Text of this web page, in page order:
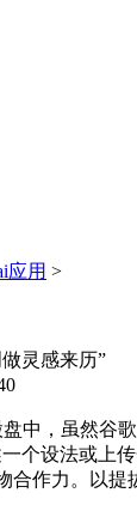
应用 >
灵感来历”
，虽然谷歌
个设法或上
作力。以提